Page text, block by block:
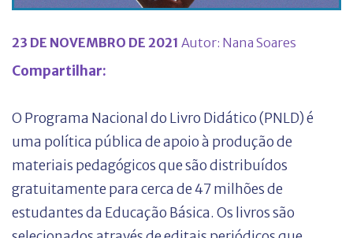
23 DE NOVEMBRO DE 2021 Autor: Nana Soares
Compartilhar:
O Programa Nacional do Livro Didático (PNLD) é
uma política pública de apoio à produção de
materiais pedagógicos que são distribuídos
gratuitamente para cerca de 47 milhões de
estudantes da Educação Básica. Os livros são